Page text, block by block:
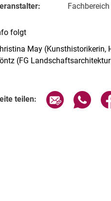
folgt
May (Kunsthistorikerin,
(FG
teilen: Seite über